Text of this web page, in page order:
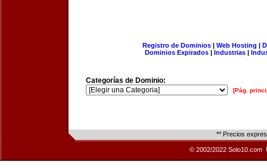
Registro de Dominios| Web Hosting |
Dominios Expirados | Industrias |
Categorías de Dominio:
[Pág.
** Precios
© 2002/2022 Solo10.com